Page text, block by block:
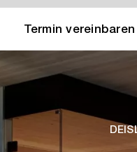
Termin vereinbaren